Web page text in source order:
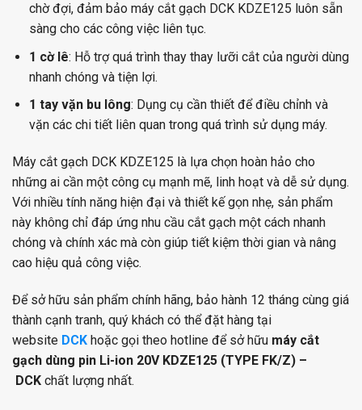
chờ đợi, đảm bảo máy cắt gạch DCK KDZE125 luôn sẵn
sàng cho các công việc liên tục.
1 cờ lê: Hỗ trợ quá trình thay thay lưỡi cắt của người dùng
nhanh chóng và tiện lợi.
1 tay vặn bu lông: Dụng cụ cần thiết để điều chỉnh và
vặn các chi tiết liên quan trong quá trình sử dụng máy.
Máy cắt gạch DCK KDZE125 là lựa chọn hoàn hảo cho
những ai cần một công cụ mạnh mẽ, linh hoạt và dễ sử dụng.
Với nhiều tính năng hiện đại và thiết kế gọn nhẹ, sản phẩm
này không chỉ đáp ứng nhu cầu cắt gạch một cách nhanh
chóng và chính xác mà còn giúp tiết kiệm thời gian và nâng
cao hiệu quả công việc.
Để sở hữu sản phẩm chính hãng, bảo hành 12 tháng cùng giá
thành cạnh tranh, quý khách có thể đặt hàng tại
website DCK hoặc gọi theo hotline để sở hữu máy cắt
gạch dùng pin Li-ion 20V KDZE125 (TYPE FK/Z) –
DCK chất lượng nhất.